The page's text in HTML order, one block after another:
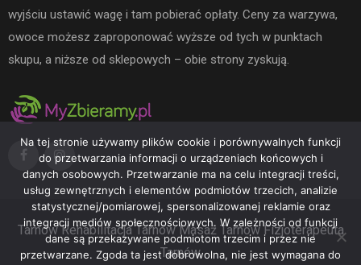
wyjściu ustawić wagę i tam pobierać opłaty. Ceny za warzywa,
owoce możesz zaproponować wyższe od tych w punktach
skupu, a niższe od sklepowych – obie strony zyskują.
Tarnów Rehabilitacja Tarnów Masaż Tarnów Fizjoterapeuta
Tarnów
Na tej stronie używamy plików cookie i porównywalnych funkcji
do przetwarzania informacji o urządzeniach końcowych i
danych osobowych. Przetwarzanie ma na celu integracji treści,
usług zewnętrznych i elementów podmiotów trzecich, analizie
statystycznej/pomiarowej, spersonalizowanej reklamie oraz
integracji mediów społecznościowych. W zależności od funkcji
dane są przekazywane podmiotom trzecim i przez nie
przetwarzane. Zgoda ta jest dobrowolna, nie jest wymagana do